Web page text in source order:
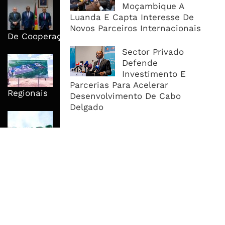
Moçambique A
Luanda E Capta Interesse De
Novos Parceiros Internacionais
Sector Privado
Defende
Investimento E
Parcerias Para Acelerar
Desenvolvimento De Cabo
Delgado
Moçambique E ECA Colocam
Emprego, Industrialização E
Execução No Centro Da Nova Agenda
De Cooperação
Nova Capacidade Cimenteira Coloca
Moçambique No Caminho Da Auto-
Suficiência E Das Exportações
Regionais